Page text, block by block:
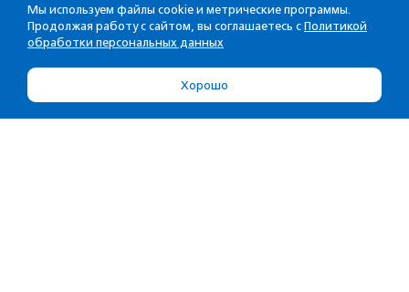
Мы используем файлы cookie и метрические программы.
Продолжая работу с сайтом, вы соглашаетесь с Политикой
обработки персональных данных
Хорошо